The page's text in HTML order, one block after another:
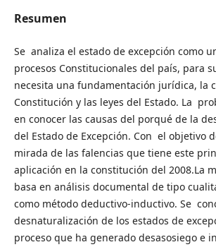
Resumen
Se analiza el estado de excepción como
procesos Constitucionales del país, para
necesita una fundamentación jurídica, la
Constitución y las leyes del Estado. La
en conocer las causas del porqué de la
del Estado de Excepción. Con el objetivo
mirada de las falencias que tiene este
aplicación en la constitución del 2008.La
basa en análisis documental de tipo
como método deductivo-inductivo. Se
desnaturalización de los estados de
proceso que ha generado desasosiego e